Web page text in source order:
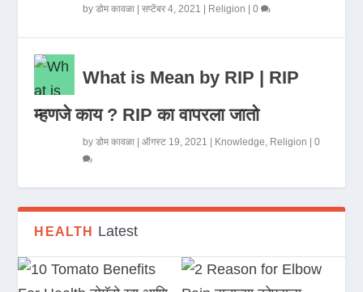
byडोम कावळा |सप्टेंबर 4, 2021 Religion |0
What is Mean by RIP | RIP
म्हणजे काय ? RIP का वापरला जातो
byडोम कावळा |ऑगस्ट 19, 2021 Knowledge, Religion |0
HEALTH Latest